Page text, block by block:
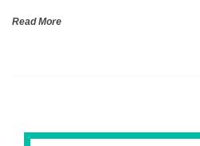
Read More